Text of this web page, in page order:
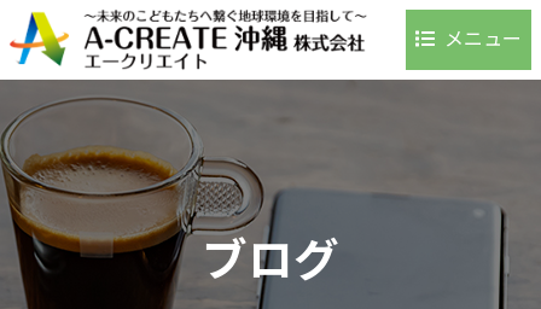
メニュー
ホーム
事業内容
環境への取り組み
事例・実績
お客様の声
よくある質問
ブログ